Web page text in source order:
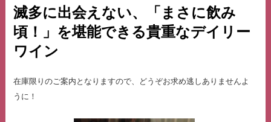
滅多に出会えない、「まさに飲み
頃！」を堪能できる貴重なデイリー
ワイン
在庫限りのご案内となりますので、どうぞお求め逃しありませんよ
うに！